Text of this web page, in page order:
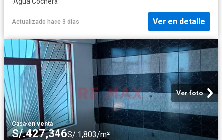
Actualizado hace 3 días Ver en detalle
Ver foto
Casa·en venta
S/.427,346S/.1,803/m²